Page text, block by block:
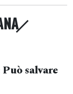
salvare